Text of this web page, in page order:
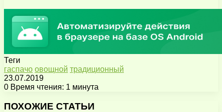
Теги
гаспачо овощной традиционный
23.07.2019
0 Время чтения: 1 минута
через
ПОХОЖИЕ СТАТЬИ